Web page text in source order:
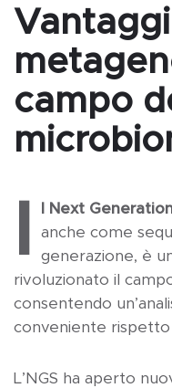
campo
l Next
anche come
generazione, è
rivoluzionato il
consentendo
conveniente
L’NGS ha aperto